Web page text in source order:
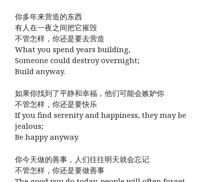
你多年来营造的东西
有人在一夜之间把它摧毁
不管怎样，你还是要去营造
What you spend years building,
Someone could destroy overnight;
Build anyway.
如果你找到了平静和幸福，他们可能会嫉妒你
不管怎样，你还是要快乐
If you find serenity and happiness, they may be
jealous;
Be happy anyway.
你今天做的善事，人们往往明天就会忘记
不管怎样，你还是要做善事